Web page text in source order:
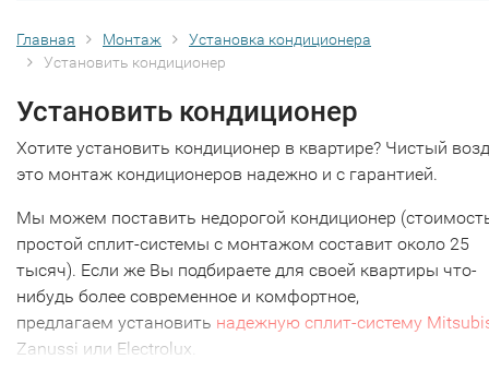
Главная Монтаж
Установка кондиционера
Установить кондиционер
Установить кондиционер
Хотите установить кондиционер в квартире? Чистый
это монтаж кондиционеров надежно и с гарантией.
Мы можем поставить недорогой кондиционер
простой сплит-системы с монтажом составит около 25
тысяч). Если же Вы подбираете для своей квартиры что-
нибудь более современное и комфортное,
предлагаем установить надежную сплит-систему
Zanussi или Electrolux.